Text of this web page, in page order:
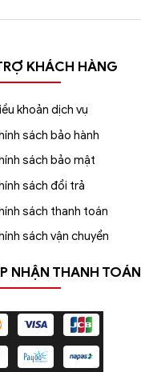
KHÁCH HÀNG
khoản dịch vụ
sách bảo hành
sách bảo mật
sách đổi trả
sách thanh toán
sách vận chuyển
NHẬN THANH TOÁN